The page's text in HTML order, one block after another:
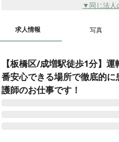
▼同じ法人
求人情報 写真
【板橋区/成増駅徒歩1分】
番安心できる場所で徹底的
護師のお仕事です！